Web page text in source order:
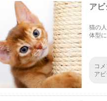
ア
猫の
体型
コ
ア